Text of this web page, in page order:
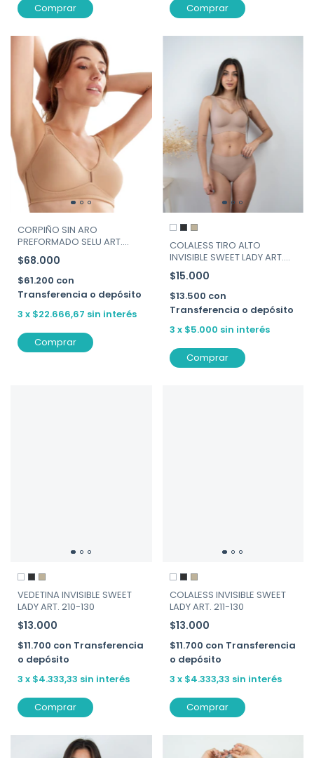
Comprar Comprar
CORPIÑO SIN ARO
PREFORMADO SELU ART.
8754
$68.000
$61.200 con
Transferencia o depósito
3 x $22.666,67 sin interés
Comprar
COLALESS TIRO ALTO
INVISIBLE SWEET LADY ART.
282-130
$15.000
$13.500 con
Transferencia o depósito
3 x $5.000 sin interés
Comprar
VEDETINA INVISIBLE SWEET
LADY ART. 210-130
$13.000
$11.700 con Transferencia
o depósito
3 x $4.333,33 sin interés
Comprar
COLALESS INVISIBLE SWEET
LADY ART. 211-130
$13.000
$11.700 con Transferencia
o depósito
3 x $4.333,33 sin interés
Comprar